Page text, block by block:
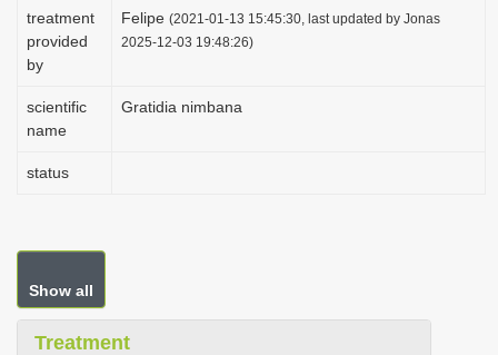
treatment
provided
by
Felipe (2021-01-13 15:45:30, last updated by Jonas
2025-12-03 19:48:26)
scientific
name
Gratidia nimbana
status
Show all
Treatment